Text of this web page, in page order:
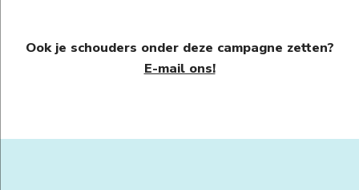
Ook je schouders onder deze campagne zetten?
E-mail ons!